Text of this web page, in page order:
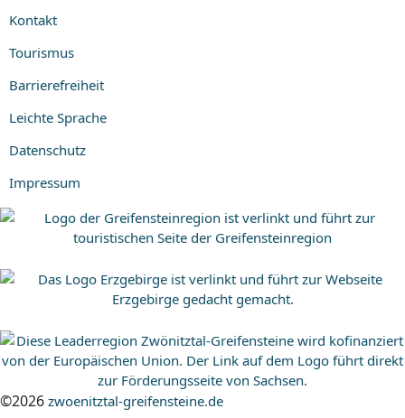
Kontakt
Tourismus
Barrierefreiheit
Leichte Sprache
Datenschutz
Impressum
©2026 zwoenitztal-greifensteine.de